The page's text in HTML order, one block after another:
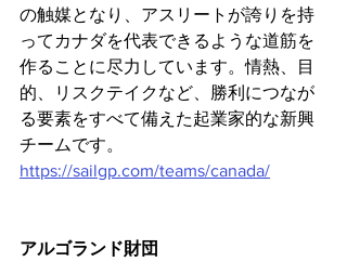
の触媒となり、アスリートが誇りを持
ってカナダを代表できるような道筋を
作ることに尽力しています。情熱、目
的、リスクテイクなど、勝利につなが
る要素をすべて備えた起業家的な新興
チームです。
https://sailgp.com/teams/canada/
アルゴランド財団